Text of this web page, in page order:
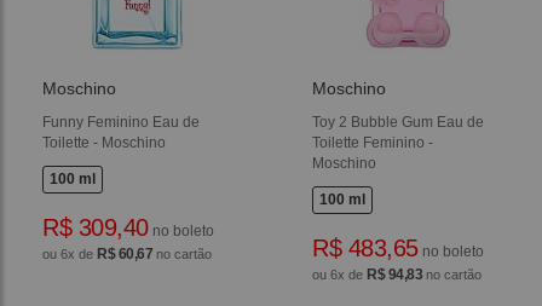
Moschino
Funny Feminino Eau de
Toilette - Moschino
100 ml
R$ 309,40no boleto
ou 6x de R$ 60,67 no cartão
Moschino
Toy 2 Bubble Gum Eau de
Toilette Feminino -
Moschino
100 ml
R$ 483,65no boleto
ou 6x de R$ 94,83 no cartão